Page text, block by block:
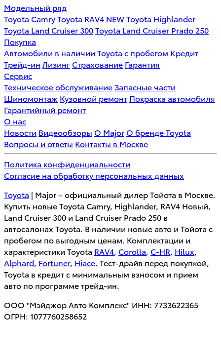
Модельный ряд
Toyota CamryToyota RAV4 NEWToyota Highlander
Toyota Land Cruiser 300Toyota Land Cruiser Prado 250
Покупка
Автомобили в наличии Toyota с пробегом Кредит
Трейд-ин Лизинг Страхование Гарантия
Сервис
Техническое обслуживаниеЗапасные части
Шиномонтаж Кузовной ремонт Покраска автомобиля
Гарантийный ремонт
О нас
Новости Видеообзоры О Major О бренде Toyota
Вопросы и ответы Контакты в Москве
Политика конфиденциальности
Согласие на обработку персональных данных
Toyota | Major – официальный дилер Тойота в Москве.
Купить новые Toyota Camry, Highlander, RAV4 Новый,
Land Cruiser 300 и Land Cruiser Prado 250 в
автосалонах Toyota. В наличии новые авто и Тойота с
пробегом по выгодным ценам. Комплектации и
характеристики Toyota RAV4, Corolla, C-HR, Hilux,
Alphard, Fortuner, Hiace. Тест-драйв перед покупкой,
Toyota в кредит с минимальным взносом и прием
авто по программе трейд-ин.
ООО "Мэйджор Авто Комплекс" ИНН: 7733622365
ОГРН: 1077760258652